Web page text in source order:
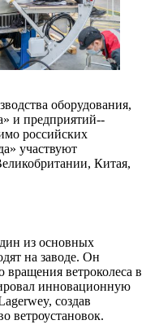
оборудования,
и предприятий-­
российских
участвуют
Китая,
из основных
на заводе. Он
вращения ветроколеса в
инновационную
создав
ветроустановок.